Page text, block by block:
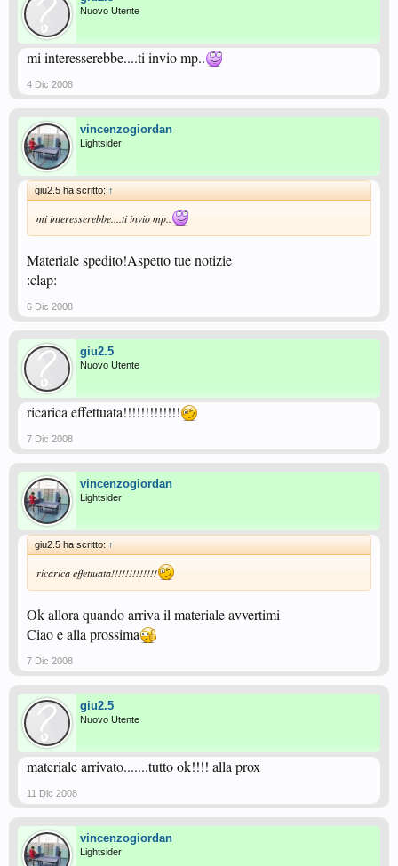
Nuovo Utente
mi interesserebbe....ti invio mp..
4 Dic 2008
vincenzogiordan
Lightsider
giu2.5 ha scritto: ↑
mi interesserebbe....ti invio mp..
Materiale spedito!Aspetto tue notizie
:clap:
6 Dic 2008
giu2.5
Nuovo Utente
ricarica effettuata!!!!!!!!!!!!!
7 Dic 2008
vincenzogiordan
Lightsider
giu2.5 ha scritto: ↑
ricarica effettuata!!!!!!!!!!!!!
Ok allora quando arriva il materiale avvertimi
Ciao e alla prossima
7 Dic 2008
giu2.5
Nuovo Utente
materiale arrivato.......tutto ok!!!! alla prox
11 Dic 2008
vincenzogiordan
Lightsider